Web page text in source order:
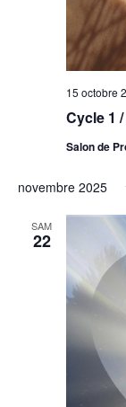
Cycle 1
15 octobre
Salon de
novembre 2025
SAM
22